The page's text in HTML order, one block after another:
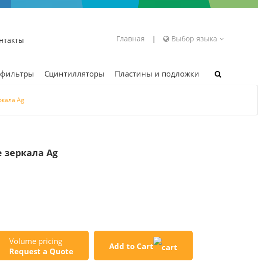
Главная | Выбор языка
Сцинтилляторы Пластины и подложки
Ag
Ag
Volume pricing
Request a Quote
Add to Cart